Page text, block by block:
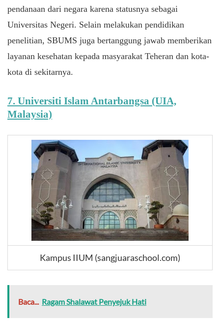
pendanaan dari negara karena statusnya sebagai
Universitas Negeri. Selain melakukan pendidikan
penelitian, SBUMS juga bertanggung jawab memberikan
layanan kesehatan kepada masyarakat Teheran dan kota-
kota di sekitarnya.
7. Universiti Islam Antarbangsa (UIA,
Malaysia)
Kampus IIUM (sangjuaraschool.com)
Baca... Ragam Shalawat Penyejuk Hati